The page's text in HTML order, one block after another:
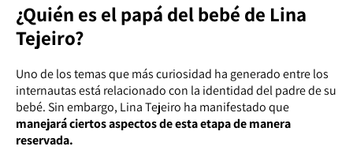
¿Quién es el papá del bebé de Lina
Tejeiro?
Uno de los temas que más curiosidad ha generado entre los
internautas está relacionado con la identidad del padre de su
bebé. Sin embargo, Lina Tejeiro ha manifestado que
manejará ciertos aspectos de esta etapa de manera
reservada.